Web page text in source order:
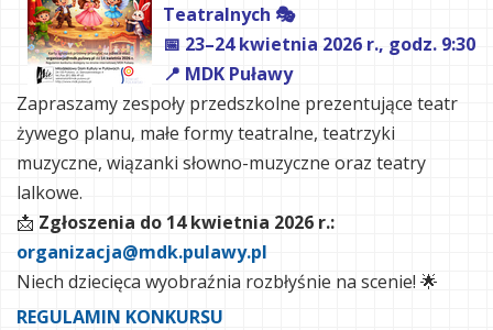
Teatralnych 🎭
📅 23–24 kwietnia 2026 r., godz. 9:30
📍 MDK Puławy
Zapraszamy zespoły przedszkolne prezentujące teatr
żywego planu, małe formy teatralne, teatrzyki
muzyczne, wiązanki słowno-muzyczne oraz teatry
lalkowe.
📩 Zgłoszenia do 14 kwietnia 2026 r.:
organizacja@mdk.pulawy.pl
Niech dziecięca wyobraźnia rozbłyśnie na scenie! 🌟
REGULAMIN KONKURSU